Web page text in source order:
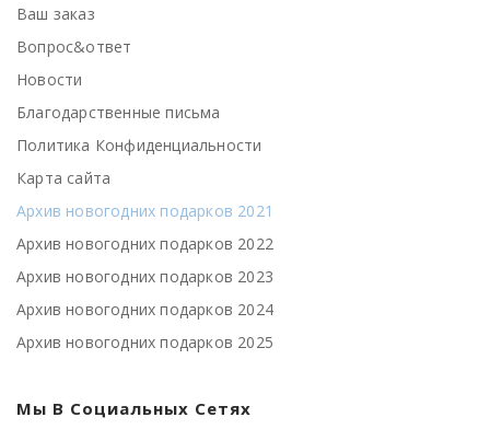
Ваш заказ
Вопрос&ответ
Новости
Благодарственные письма
Политика Конфиденциальности
Карта сайта
Архив новогодних подарков 2021
Архив новогодних подарков 2022
Архив новогодних подарков 2023
Архив новогодних подарков 2024
Архив новогодних подарков 2025
Мы В Социальных Сетях